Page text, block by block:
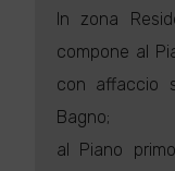
In zona
compone al
con affaccio
Bagno;
al Piano